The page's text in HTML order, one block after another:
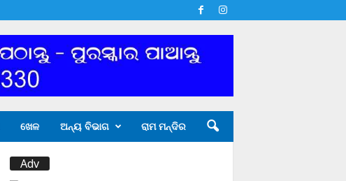
ଖେଳ ଅନ୍ୟ ବିଭାଗ ରାମ ମନ୍ଦିର
Adv